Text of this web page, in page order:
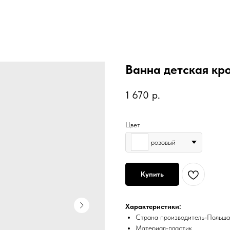
Ванна детская
1 670 р.
Цвет
розовый
Купить
Характеристики:
Страна производитель-Польша
Материал-пластик